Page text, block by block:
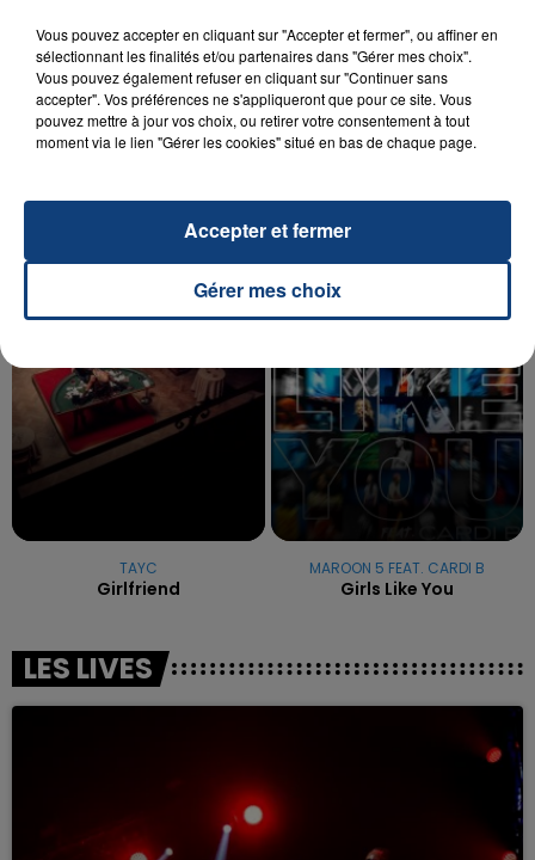
20 juillet 2026
UNE ADOLESCENTE DEVANT SE FAIRE
OPÉRER DE LA CHEVILLE RESSORT DE LA...
reconnu sa responsabilité et présenté ses
TITRES DIFFUSÉS
12h08
12h08
TAYC
Girlfriend
12h05
12h05
MAROON 5 FEAT. CARDI B
Girls Like You
LES LIVES
Vous pouvez accepter en cliquant sur "Accepter et fermer", ou affiner en
sélectionnant les finalités et/ou partenaires dans "Gérer mes choix".
Vous pouvez également refuser en cliquant sur "Continuer sans
accepter". Vos préférences ne s'appliqueront que pour ce site. Vous
pouvez mettre à jour vos choix, ou retirer votre consentement à tout
moment via le lien "Gérer les cookies" situé en bas de chaque page.
Gérer mes choix
Accepter et fermer